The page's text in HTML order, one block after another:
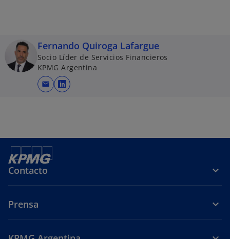
Fernando Quiroga Lafargue
Socio Líder de Servicios Financieros
KPMG Argentina
mail
s
r
u
Contacto
Prensa